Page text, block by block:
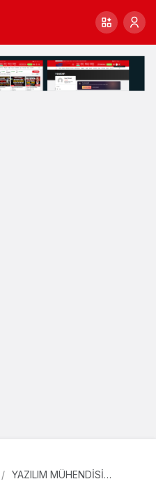
YAZILIM MÜHENDİSİ
0 Paylaş